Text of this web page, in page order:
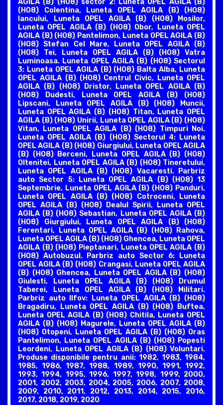
AGILA (B) (H08) sector 2: Luneta OPEL AGILA (B)
(H08) Colentina, Luneta OPEL AGILA (B) (H08)
Iancului, Luneta OPEL AGILA (B) (H08) Mosilor,
Luneta OPEL AGILA (B) (H08) Obor, Luneta OPEL
AGILA (B) (H08) Pantelimon, Luneta OPEL AGILA (B)
(H08) Stefan Cel Mare, Luneta OPEL AGILA (B)
(H08) Tei, Luneta OPEL AGILA (B) (H08) Vatra
Luminoasa. Luneta OPEL AGILA (B) (H08) Sectorul
3: Luneta OPEL AGILA (B) (H08) Balta Alba, Luneta
OPEL AGILA (B) (H08) Centrul Civic, Luneta OPEL
AGILA (B) (H08) Dristor, Luneta OPEL AGILA (B)
(H08) Dudesti, Luneta OPEL AGILA (B) (H08)
Lipscani, Luneta OPEL AGILA (B) (H08) Muncii,
Luneta OPEL AGILA (B) (H08) Titan, Luneta OPEL
AGILA (B) (H08) Unirii, Luneta OPEL AGILA (B) (H08)
Vitan, Luneta OPEL AGILA (B) (H08) Timpuri Noi.
Luneta OPEL AGILA (B) (H08) Sectorul 4: Luneta
OPEL AGILA (B) (H08) Giurgiului, Luneta OPEL AGILA
(B) (H08) Berceni, Luneta OPEL AGILA (B) (H08)
Oltenitei, Luneta OPEL AGILA (B) (H08) Tineretului,
Luneta OPEL AGILA (B) (H08) Vacaresti. Parbriz
auto Sector 5: Luneta OPEL AGILA (B) (H08) 13
Septembrie, Luneta OPEL AGILA (B) (H08) Panduri,
Luneta OPEL AGILA (B) (H08) Cotroceni, Luneta
OPEL AGILA (B) (H08) Dealul Spirii, Luneta OPEL
AGILA (B) (H08) Sebastian, Luneta OPEL AGILA (B)
(H08) Giurgiului, Luneta OPEL AGILA (B) (H08)
Ferentari, Luneta OPEL AGILA (B) (H08) Rahova,
Luneta OPEL AGILA (B) (H08) Ghencea, Luneta OPEL
AGILA (B) (H08) Pieptanari, Luneta OPEL AGILA (B)
(H08) Autobuzul. Parbriz auto Sector 6: Luneta
OPEL AGILA (B) (H08) Crangasi, Luneta OPEL AGILA
(B) (H08) Ghencea, Luneta OPEL AGILA (B) (H08)
Giulesti, Luneta OPEL AGILA (B) (H08) Drumul
Taberei, Luneta OPEL AGILA (B) (H08) Militari.
Parbriz auto Ilfov: Luneta OPEL AGILA (B) (H08)
Bragadiru, Luneta OPEL AGILA (B) (H08) Buftea,
Luneta OPEL AGILA (B) (H08) Chitila, Luneta OPEL
AGILA (B) (H08) Magurele, Luneta OPEL AGILA (B)
(H08) Otopeni, Luneta OPEL AGILA (B) (H08) Oras
Pantelimon, Luneta OPEL AGILA (B) (H08) Popesti
Leordeni, Luneta OPEL AGILA (B) (H08) Voluntari.
Produse disponibile pentru anii: 1982, 1983, 1984,
1985, 1986, 1987, 1988, 1989, 1990, 1991, 1992,
1993, 1994, 1995, 1996, 1997, 1998, 1999, 2000,
2001, 2002, 2003, 2004, 2005, 2006, 2007, 2008,
2009, 2010, 2011, 2012, 2013, 2014, 2015, 2016,
2017, 2018, 2019, 2020